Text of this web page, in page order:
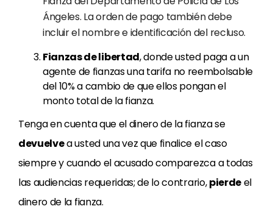
Ángeles. La orden de pago también debe
incluir el nombre e identificación del recluso.
Fianzas de libertad, donde usted paga a un
agente de fianzas una tarifa no reembolsable
del 10% a cambio de que ellos pongan el
monto total de la fianza.
Tenga en cuenta que el dinero de la fianza se
devuelvea usted una vez que finalice el caso
siempre y cuando el acusado comparezca a todas
las audiencias requeridas; de lo contrario,pierdeel
dinero de la fianza.